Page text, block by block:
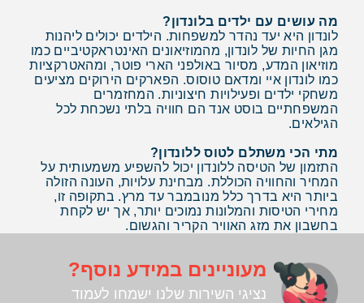
מה עושים עם ילדים בלונדון?
לונדון היא יעד נהדר למשפחות. הילדים יכולים ליהנות
מגן החיות של לונדון, מהמוזיאונים האינטראקטיביים כמו
מוזיאון המדע, מסיור באולפני הארי פוטר, ומהאטרקציות
כמו לונדון איי ומדאם טוסוס. הפארקים הירוקים מציעים
משחקי ילדים ופעילויות חיצוניות. המחזמרים
המשפחתיים בוסט אנד הם חוויה בלתי נשכחת לכל
הגילאים.
מתי הכי משתלם לטוס ללונדון?
התזמון של הטיסה ללונדון יכול להשפיע משמעותית על
המחיר והחוויה הכוללת. מבחינת עלויות, העונה הזולה
ביותר היא בדרך כלל מנובמבר עד מרץ. בתקופה זו,
מחירי הטיסות והמלונות נמוכים יותר, אך יש לקחת
בחשבון את מזג האוויר הקריר והגשום.
מעוניינים במידע נוסף?
נציגי השירות שלנו ישמחו לעמוד